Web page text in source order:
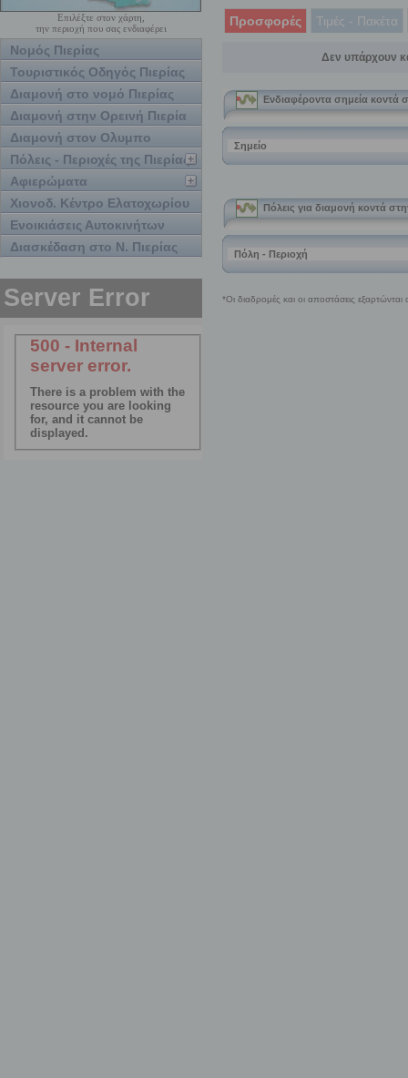
Επιλέξτε στον χάρτη,
την περιοχή που σας ενδιαφέρει
Νομός Πιερίας
Τουριστικός Οδηγός Πιερίας
Διαμονή στο νομό Πιερίας
Διαμονή στην Ορεινή Πιερία
Διαμονή στον Ολυμπο
Πόλεις - Περιοχές της Πιερίας
Αφιερώματα
Χιονοδ. Κέντρο Ελατοχωρίου
Ενοικιάσεις Αυτοκινήτων
Διασκέδαση στο Ν. Πιερίας
Προσφορές Τιμές - Πακέτα
Δεν υπάρχουν